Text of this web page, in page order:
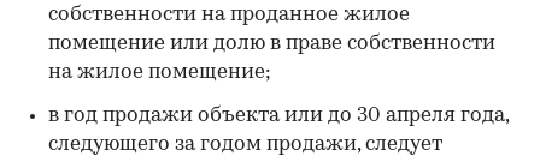
собственности на проданное жилое
помещение или долю в праве собственности
на жилое помещение;
в год продажи объекта или до 30 апреля года,
следующего за годом продажи, следует